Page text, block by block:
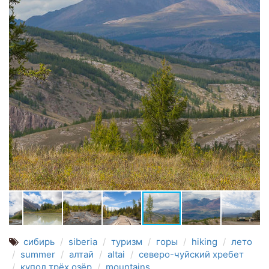
сибирь siberia туризм горы hiking
лето
summer
алтай altai
северо-чуйский хребет